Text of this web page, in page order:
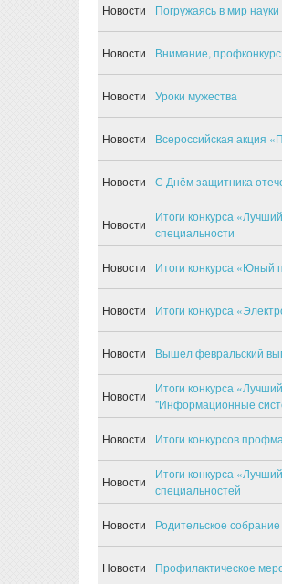
Новости Погружаясь в мир науки
Новости Внимание,
Новости Уроки мужества
Новости Всероссийская акция
Новости С Днём защитника
Новости
Итоги конкурса
специальности
Новости Итоги конкурса «Юный
Новости Итоги конкурса
Новости Вышел февральский
Новости
Итоги конкурса
"Информационные
Новости Итоги конкурсов
Новости
Итоги конкурса
специальностей
Новости Родительское собрание
Новости Профилактическое